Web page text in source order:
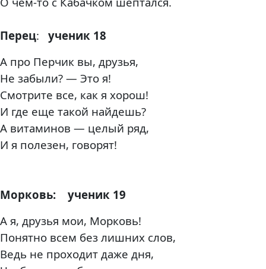
Перец: ученик 18
А про Перчик вы, друзья,
Не забыли? — Это я!
Смотрите все, как я хорош!
И где еще такой найдешь?
А витаминов — целый ряд,
И я полезен, говорят!
Морковь:
ученик 19
А я, друзья мои, Морковь!
Понятно всем без лишних слов,
Ведь не проходит даже дня,